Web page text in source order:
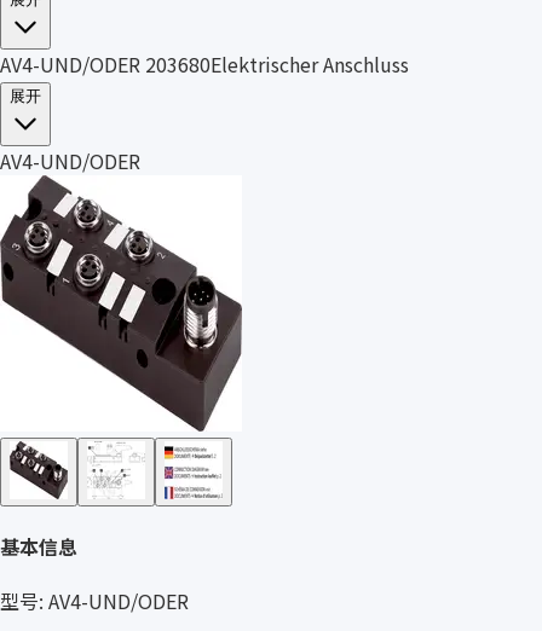
AV4-UND/ODER 203680Elektrischer Anschluss
展开
AV4-UND/ODER
基本信息
型号: AV4-UND/ODER